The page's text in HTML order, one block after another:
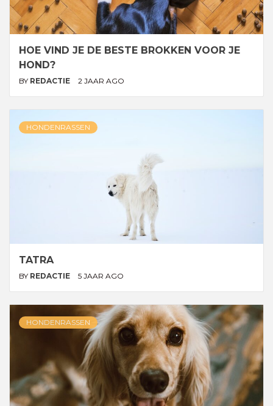
HOE VIND JE DE BESTE BROKKEN VOOR JE
HOND?
BY REDACTIE 2 JAAR AGO
HONDENRASSEN
TATRA
BY REDACTIE 5 JAAR AGO
HONDENRASSEN